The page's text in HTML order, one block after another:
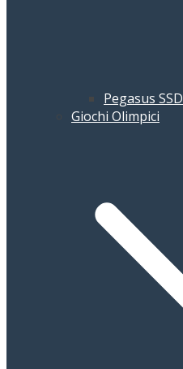
Pegasus SSD
Giochi Olimpici